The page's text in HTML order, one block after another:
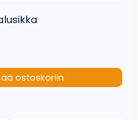
ostoskoriin